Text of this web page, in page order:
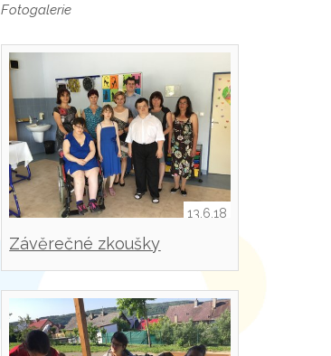
Fotogalerie
13.6.18
Závěrečné zkoušky